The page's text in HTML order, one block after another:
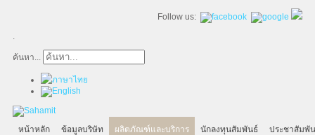
Follow us:
.
ค้นหา...
หน้าหลัก ข้อมูลบริษัท ผลิตภัณฑ์และบริการ นักลงทุนสัมพันธ์ ประชาสัมพั